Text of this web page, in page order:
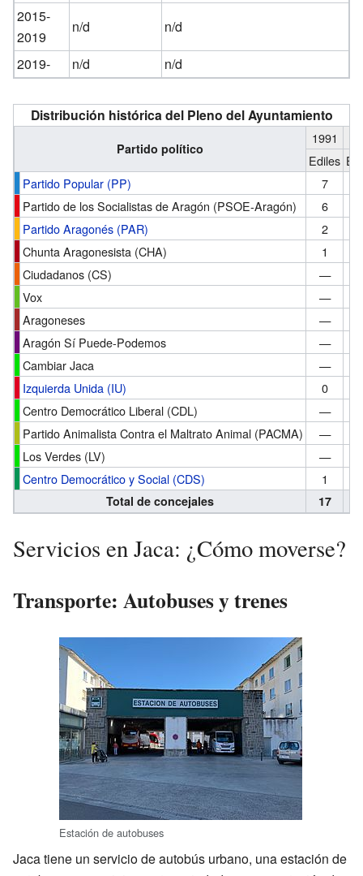
2015-
2019
n/d
n/d
2019-
n/d n/d
Distribución histórica del Pleno del Ayuntamiento
Partido político
1991
Ediles
Partido Popular (PP)
7
Partido de los Socialistas de Aragón (PSOE-Aragón)
6
Partido Aragonés (PAR)
2
Chunta Aragonesista (CHA)
1
Ciudadanos (CS)
—
Vox
—
Aragoneses
—
Aragón Sí Puede-Podemos
—
Cambiar Jaca
—
Izquierda Unida (IU)
0
Centro Democrático Liberal (CDL)
—
Partido Animalista Contra el Maltrato Animal (PACMA)
—
Los Verdes (LV)
—
Centro Democrático y Social (CDS)
1
Total de concejales 17
Servicios en Jaca: ¿Cómo moverse?
Transporte: Autobuses y trenes
Estación de autobuses
Jaca tiene un servicio de autobús urbano, una estación de